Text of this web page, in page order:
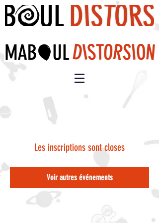
Les inscriptions sont closes
Voir autres événements